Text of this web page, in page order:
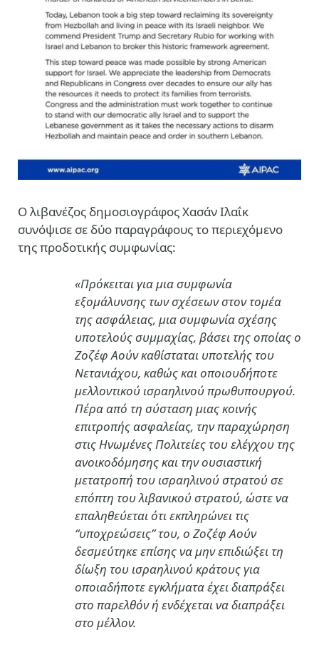
Ο λιβανέζος δημοσιογράφος Χασάν Ιλαΐκ
συνόψισε σε δύο παραγράφους το περιεχόμενο
της προδοτικής συμφωνίας:
«Πρόκειται για μια συμφωνία
εξομάλυνσης των σχέσεων στον τομέα
της ασφάλειας, μια συμφωνία σχέσης
υποτελούς συμμαχίας, βάσει της οποίας ο
Ζοζέφ Αούν καθίσταται υποτελής του
Νετανιάχου, καθώς και οποιουδήποτε
μελλοντικού ισραηλινού πρωθυπουργού.
Πέρα από τη σύσταση μιας κοινής
επιτροπής ασφαλείας, την παραχώρηση
στις Ηνωμένες Πολιτείες του ελέγχου της
ανοικοδόμησης και την ουσιαστική
μετατροπή του ισραηλινού στρατού σε
επόπτη του λιβανικού στρατού, ώστε να
επαληθεύεται ότι εκπληρώνει τις
“υποχρεώσεις” του, ο Ζοζέφ Αούν
δεσμεύτηκε επίσης να μην επιδιώξει τη
δίωξη του ισραηλινού κράτους για
οποιαδήποτε εγκλήματα έχει διαπράξει
στο παρελθόν ή ενδέχεται να διαπράξει
στο μέλλον.